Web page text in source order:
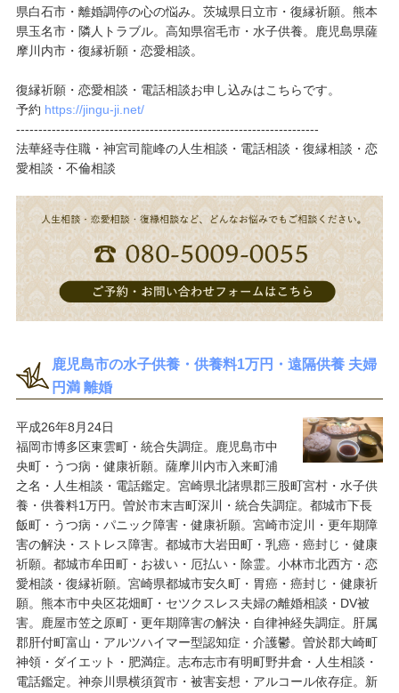
県白石市・離婚調停の心の悩み。茨城県日立市・復縁祈願。熊本
県玉名市・隣人トラブル。高知県宿毛市・水子供養。鹿児島県薩
摩川内市・復縁祈願・恋愛相談。
復縁祈願・恋愛相談・電話相談お申し込みはこちらです。
予約 https://jingu-ji.net/
--------------------------------------------------------------------
法華経寺住職・神宮司龍峰の人生相談・電話相談・復縁相談・恋
愛相談・不倫相談
鹿児島市の水子供養・供養料1万円・遠隔供養 夫婦
円満 離婚
平成26年8月24日
福岡市博多区東雲町・統合失調症。鹿児島市中
央町・うつ病・健康祈願。薩摩川内市入来町浦
之名・人生相談・電話鑑定。宮崎県北諸県郡三股町宮村・水子供
養・供養料1万円。曽於市末吉町深川・統合失調症。都城市下長
飯町・うつ病・パニック障害・健康祈願。宮崎市淀川・更年期障
害の解決・ストレス障害。都城市大岩田町・乳癌・癌封じ・健康
祈願。都城市牟田町・お祓い・厄払い・除霊。小林市北西方・恋
愛相談・復縁祈願。宮崎県都城市安久町・胃癌・癌封じ・健康祈
願。熊本市中央区花畑町・セツクスレス夫婦の離婚相談・DV被
害。鹿屋市笠之原町・更年期障害の解決・自律神経失調症。肝属
郡肝付町富山・アルツハイマー型認知症・介護鬱。曽於郡大崎町
神領・ダイエット・肥満症。志布志市有明町野井倉・人生相談・
電話鑑定。神奈川県横須賀市・被害妄想・アルコール依存症。新